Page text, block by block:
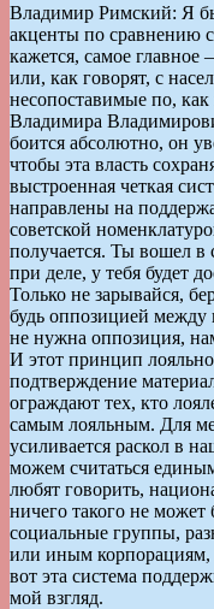
Владимир Римский: Я
акценты по сравнению
кажется, самое
или, как говорят, с
несопоставимые по,
Владимира
боится абсолютно, он
чтобы эта власть
выстроенная четкая
направлены на
советской
получается. Ты вошел в
при деле, у тебя будет
Только не зарывайся,
будь оппозицией
не нужна оппозиция,
И этот принцип
подтверждение
ограждают тех, кто
самым лояльным. Для
усиливается раскол в
можем считаться
любят говорить,
ничего такого не
социальные группы,
или иным корпорациям,
вот эта система
мой взгляд.